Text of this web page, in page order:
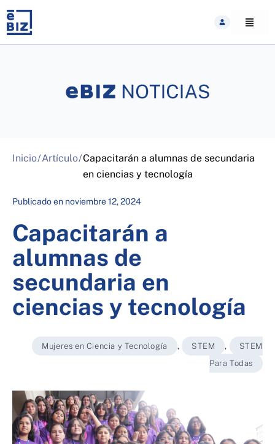
content
Inicio/Artículo/Capacitarán a alumnas de secundaria
en ciencias y tecnología
Publicado en noviembre 12, 2024
Capacitarán a
alumnas de
secundaria en
ciencias y tecnología
Mujeres en Ciencia y Tecnología , STEM ,
STEM
Para Todas